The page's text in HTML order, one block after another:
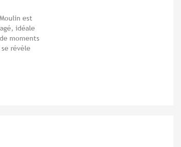
est
idéale
moments
révèle